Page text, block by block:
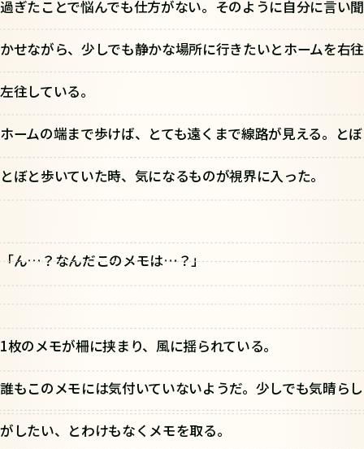
過ぎたことで悩んでも仕方がない。そのように自分に言い聞
かせながら、少しでも静かな場所に行きたいとホームを右往
左往している。
ホームの端まで歩けば、とても遠くまで線路が見える。とぼ
とぼと歩いていた時、気になるものが視界に入った。
「ん…？なんだこのメモは…？」
1枚のメモが柵に挟まり、風に揺られている。
誰もこのメモには気付いていないようだ。少しでも気晴らし
がしたい、とわけもなくメモを取る。